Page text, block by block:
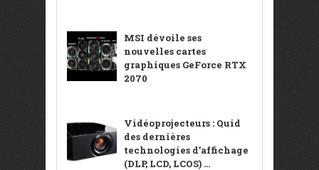
MSI dévoile ses
nouvelles cartes
graphiques GeForce RTX
2070
Vidéoprojecteurs : Quid
des dernières
technologies d’affichage
(DLP, LCD, LCOS) ...